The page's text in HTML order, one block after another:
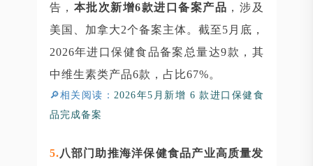
告， 本批次新增6款进口备案产品 ，涉及
美国、加拿大2个备案主体。截至5月底，
2026年进口保健食品备案总量达9款，其
中维生素类产品6款，占比67%。
🔎相关阅读： 2026年5月新增 6 款进口保健食
品完成备案
5.八部门助推海洋保健食品产业高质量发